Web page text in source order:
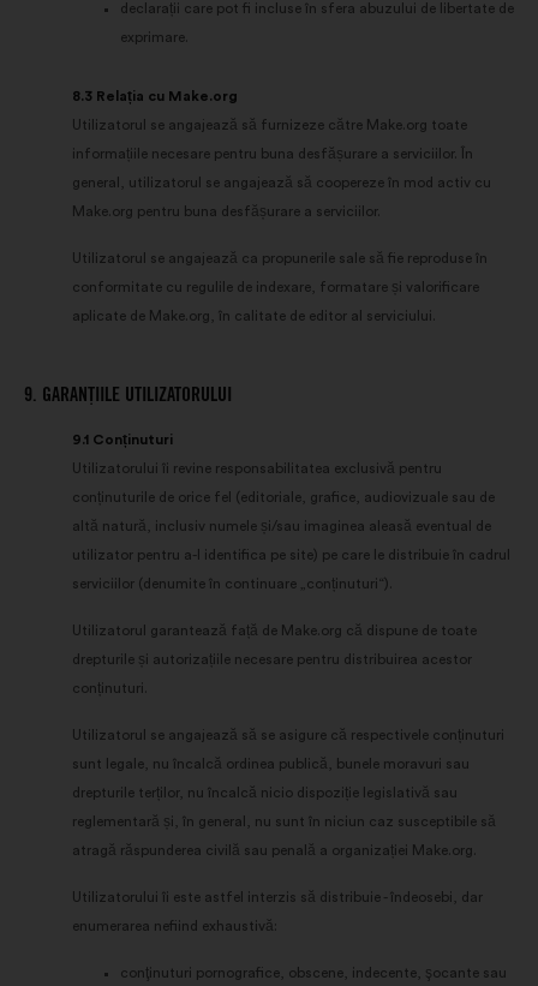
declarații care pot fi incluse în sfera abuzului de libertate de
exprimare.
8.3 Relația cu Make.org
Utilizatorul se angajează să furnizeze către Make.org toate
informațiile necesare pentru buna desfășurare a serviciilor. În
general, utilizatorul se angajează să coopereze în mod activ cu
Make.org pentru buna desfășurare a serviciilor.
Utilizatorul se angajează ca propunerile sale să fie reproduse în
conformitate cu regulile de indexare, formatare și valorificare
aplicate de Make.org, în calitate de editor al serviciului.
9. GARANȚIILE UTILIZATORULUI
9.1 Conținuturi
Utilizatorului îi revine responsabilitatea exclusivă pentru
conținuturile de orice fel (editoriale, grafice, audiovizuale sau de
altă natură, inclusiv numele și/sau imaginea aleasă eventual de
utilizator pentru a-l identifica pe site) pe care le distribuie în cadrul
serviciilor (denumite în continuare „conținuturi“).
Utilizatorul garantează față de Make.org că dispune de toate
drepturile și autorizațiile necesare pentru distribuirea acestor
conținuturi.
Utilizatorul se angajează să se asigure că respectivele conținuturi
sunt legale, nu încalcă ordinea publică, bunele moravuri sau
drepturile terților, nu încalcă nicio dispoziție legislativă sau
reglementară și, în general, nu sunt în niciun caz susceptibile să
atragă răspunderea civilă sau penală a organizației Make.org.
Utilizatorului îi este astfel interzis să distribuie - îndeosebi, dar
enumerarea nefiind exhaustivă:
conţinuturi pornografice, obscene, indecente, şocante sau